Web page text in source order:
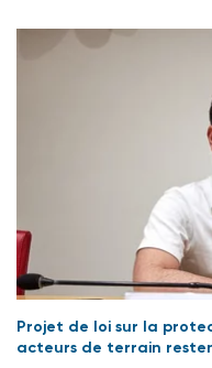
Projet de loi sur la
acteurs de terrain